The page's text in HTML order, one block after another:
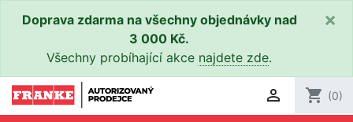
Doprava zdarma na všechny objednávky nad
3 000 Kč.
Všechny probíhající akce najdete zde.
×
 shopping_cart (0)